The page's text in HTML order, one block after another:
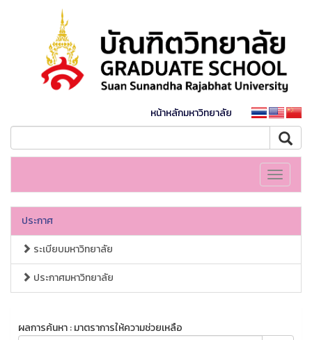
หน้าหลักมหาวิทยาลัย
Toggle
ประกาศ
ระเบียบมหาวิทยาลัย
ประกาศมหาวิทยาลัย
ผลการค้นหา : มาตราการให้ความช่วยเหลือ